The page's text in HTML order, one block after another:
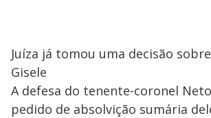
Juíza já tomou uma decisão
Gisele
A defesa do tenente-coronel
pedido de absolvição sumária